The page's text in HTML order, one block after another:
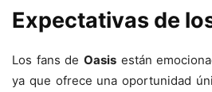
Expectativas de
Los fans de Oasisestán
ya que ofrece una oportunidad